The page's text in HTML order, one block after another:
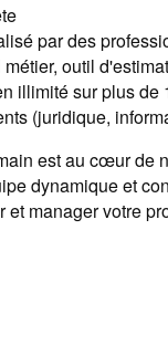
par des
outil
illimité sur plus
(juridique,
est au cœur de
dynamique et
manager votre